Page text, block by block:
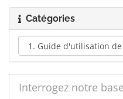
Catégories